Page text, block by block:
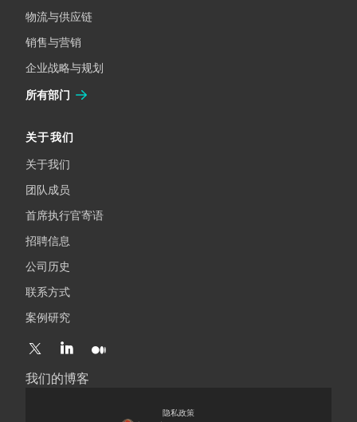
物流与供应链
销售与营销
企业战略与规划
所有部门
关于我们
关于我们
团队成员
首席执行官寄语
招聘信息
公司历史
联系方式
案例研究
我们的博客
隐私政策